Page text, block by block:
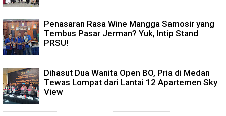
Penasaran Rasa Wine Mangga Samosir yang
Tembus Pasar Jerman? Yuk, Intip Stand
PRSU!
Dihasut Dua Wanita Open BO, Pria di Medan
Tewas Lompat dari Lantai 12 Apartemen Sky
View